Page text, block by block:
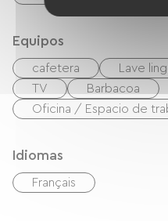
Equipos
cafetera Lave
TV
Barbacoa
Oficina / Espacio de
Idiomas
Français